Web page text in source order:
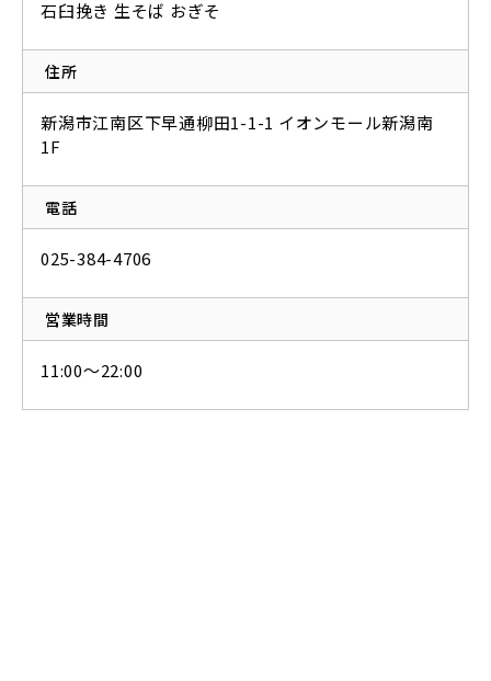
石臼挽き 生そば おぎそ
住所
新潟市江南区下早通柳田1-1-1 イオンモール新潟南
1F
電話
025-384-4706
営業時間
11:00～22:00